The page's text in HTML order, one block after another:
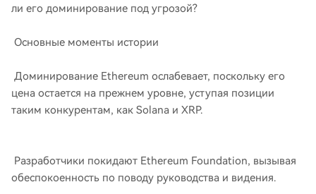
ли его доминирование под угрозой?
Основные моменты истории
Доминирование Ethereum ослабевает, поскольку его
цена остается на прежнем уровне, уступая позиции
таким конкурентам, как Solana и XRP.
Разработчики покидают Ethereum Foundation, вызывая
обеспокоенность по поводу руководства и видения.